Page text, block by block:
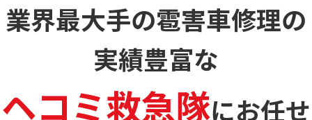
業界最大手の雹害車修理の
実績豊富な
ヘコミ救急隊にお任せ